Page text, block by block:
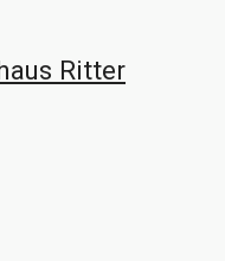
Ritter